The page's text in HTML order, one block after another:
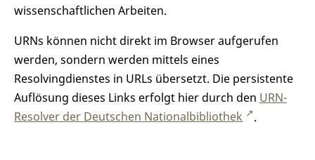
wissenschaftlichen Arbeiten.
URNs können nicht direkt im Browser aufgerufen
werden, sondern werden mittels eines
Resolvingdienstes in URLs übersetzt. Die persistente
Auflösung dieses Links erfolgt hier durch den URN-
Resolver der Deutschen Nationalbibliothek
.